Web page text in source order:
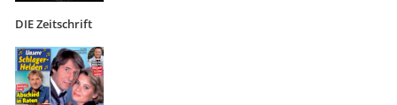
DIE Zeitschrift